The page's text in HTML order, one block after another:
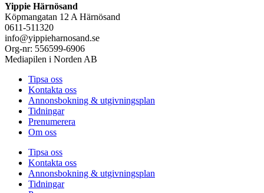
Yippie Härnösand
Köpmangatan 12 A Härnösand
0611-511320
info@yippieharnosand.se
Org-nr: 556599-6906
Mediapilen i Norden AB
Tipsa oss
Kontakta oss
Annonsbokning & utgivningsplan
Tidningar
Prenumerera
Om oss
Tipsa oss
Kontakta oss
Annonsbokning & utgivningsplan
Tidningar